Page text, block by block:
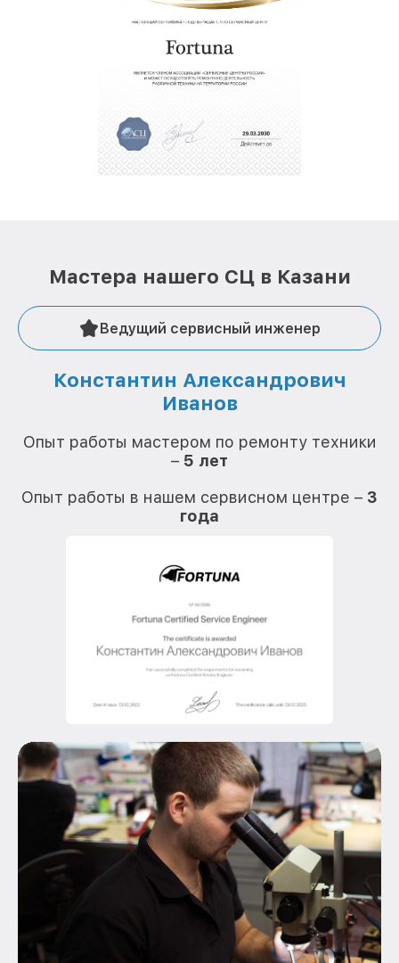
Мастера нашего СЦ в Казани
Ведущий сервисный инженер
Константин Александрович
Иванов
Опыт работы мастером по ремонту техники
– 5 лет
Опыт работы в нашем сервисном центре – 3
года